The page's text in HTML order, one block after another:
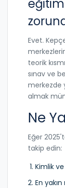
Evet.
teorik
sınav ve
merkezde
almak
Ne
Eğer
takip edin:
Kimlik
En